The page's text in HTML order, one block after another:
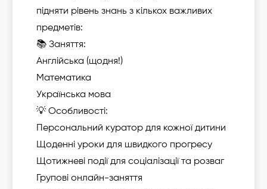
підняти рівень знань з кількох важливих
предметів:
📚 Заняття:
Англійська (щодня!)
Математика
Українська мова
💡 Особливості:
Персональний куратор для кожної дитини
Щоденні уроки для швидкого прогресу
Щотижневі події для соціалізації та розваг
Групові онлайн-заняття